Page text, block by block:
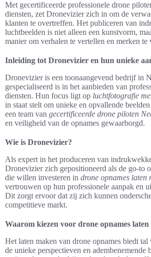
Met gecertificeerde professionele drone
diensten, zet Dronevizier zich in om de
klanten te overtreffen. Het publiceren van
luchtbeelden is niet alleen een kunstvorm,
manier om verhalen te vertellen en merken te
Inleiding tot Dronevizier en hun unieke
Dronevizier is een toonaangevend bedrijf in
gespecialiseerd is in het aanbieden van
diensten. Hun focus ligt op luchtfotografie
in staat stelt om unieke en opvallende
een team van gecertificeerde drone piloten
en veiligheid van de opnames gewaarborgd.
Wie is Dronevizier?
Als expert in het produceren van
Dronevizier zich gepositioneerd als de go-to
die willen investeren in drone opnames laten
vertrouwen op hun professionele aanpak en
Dit zorgt ervoor dat zij zich kunnen
competitieve markt.
Waarom kiezen voor drone opnames laten
Het laten maken van drone opnames biedt
de unieke perspectieven en adembenemende